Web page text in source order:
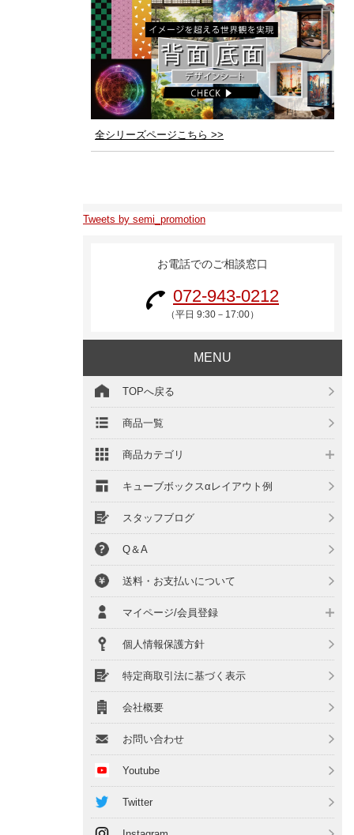
全シリーズページこちら >>
Tweets by semi_promotion
お電話でのご相談窓口
072-943-0212
（平日 9:30－17:00）
MENU
TOPへ戻る
商品一覧
商品カテゴリ
キューブボックスαレイアウト例
スタッフブログ
Q＆A
送料・お支払いについて
マイページ/会員登録
個人情報保護方針
特定商取引法に基づく表示
会社概要
お問い合わせ
Youtube
Twitter